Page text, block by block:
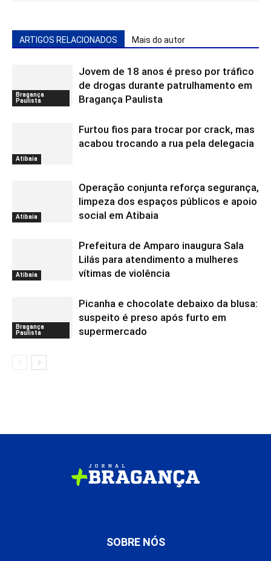
ARTIGOS RELACIONADOS Mais do autor
Bragança
Paulista
Jovem de 18 anos é preso por tráfico
de drogas durante patrulhamento em
Bragança Paulista
Atibaia
Furtou fios para trocar por crack, mas
acabou trocando a rua pela delegacia
Atibaia
Operação conjunta reforça segurança,
limpeza dos espaços públicos e apoio
social em Atibaia
Atibaia
Prefeitura de Amparo inaugura Sala
Lilás para atendimento a mulheres
vítimas de violência
Bragança
Paulista
Picanha e chocolate debaixo da blusa:
suspeito é preso após furto em
supermercado
SOBRE NÓS